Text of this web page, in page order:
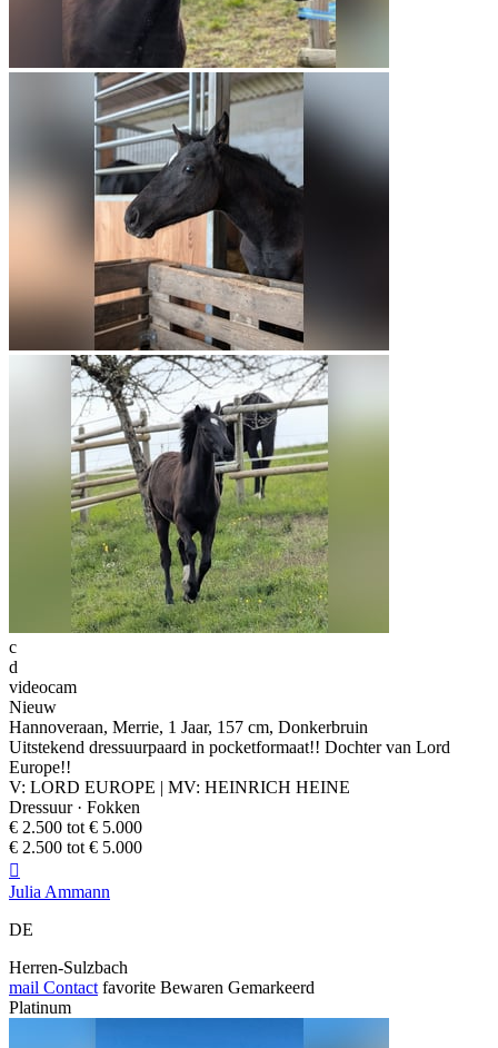
c
d
videocam
Nieuw
Hannoveraan, Merrie, 1 Jaar, 157 cm, Donkerbruin
Uitstekend dressuurpaard in pocketformaat!! Dochter van Lord
Europe!!
V: LORD EUROPE | MV: HEINRICH HEINE
Dressuur · Fokken
€ 2.500 tot € 5.000
€ 2.500 tot € 5.000

Julia Ammann
DE
Herren-Sulzbach
mail Contact favorite Bewaren Gemarkeerd
Platinum